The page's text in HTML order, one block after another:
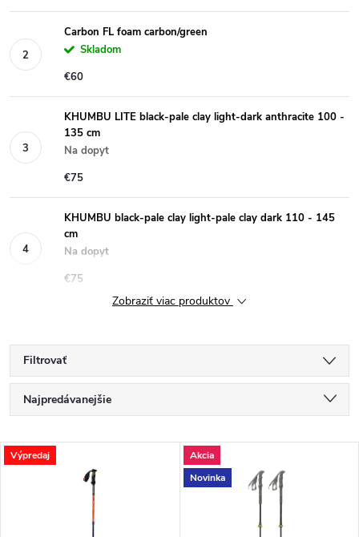
Carbon FL foam carbon/green
Skladom
€60
KHUMBU LITE black-pale clay light-dark anthracite 100 -
135 cm
Na dopyt
€75
KHUMBU black-pale clay light-pale clay dark 110 - 145
cm
Na dopyt
€75
Zobraziť viac produktov
Filtrovať
R
a
Najpredávanejšie
Najlacnejšie
V
Výpredaj
Akcia
Novinka